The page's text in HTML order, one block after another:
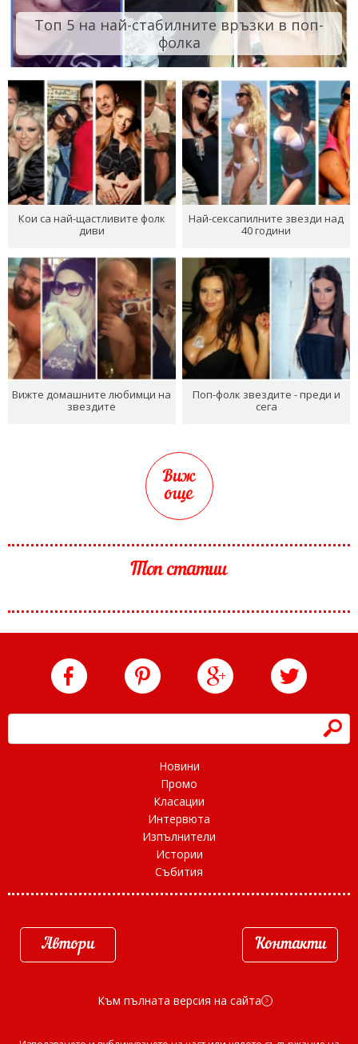
Топ 5 на най-стабилните връзки в поп-
фолка
Кои са най-щастливите фолк
диви
Най-сексапилните звезди над
40 години
Вижте домашните любимци на
звездите
Поп-фолк звездите - преди и
сега
Виж
още
Топ статии
h
Новини
Промо
Класации
Интервюта
Изпълнители
Истории
Събития
Автори Контакти
Към пълната версия на сайта d